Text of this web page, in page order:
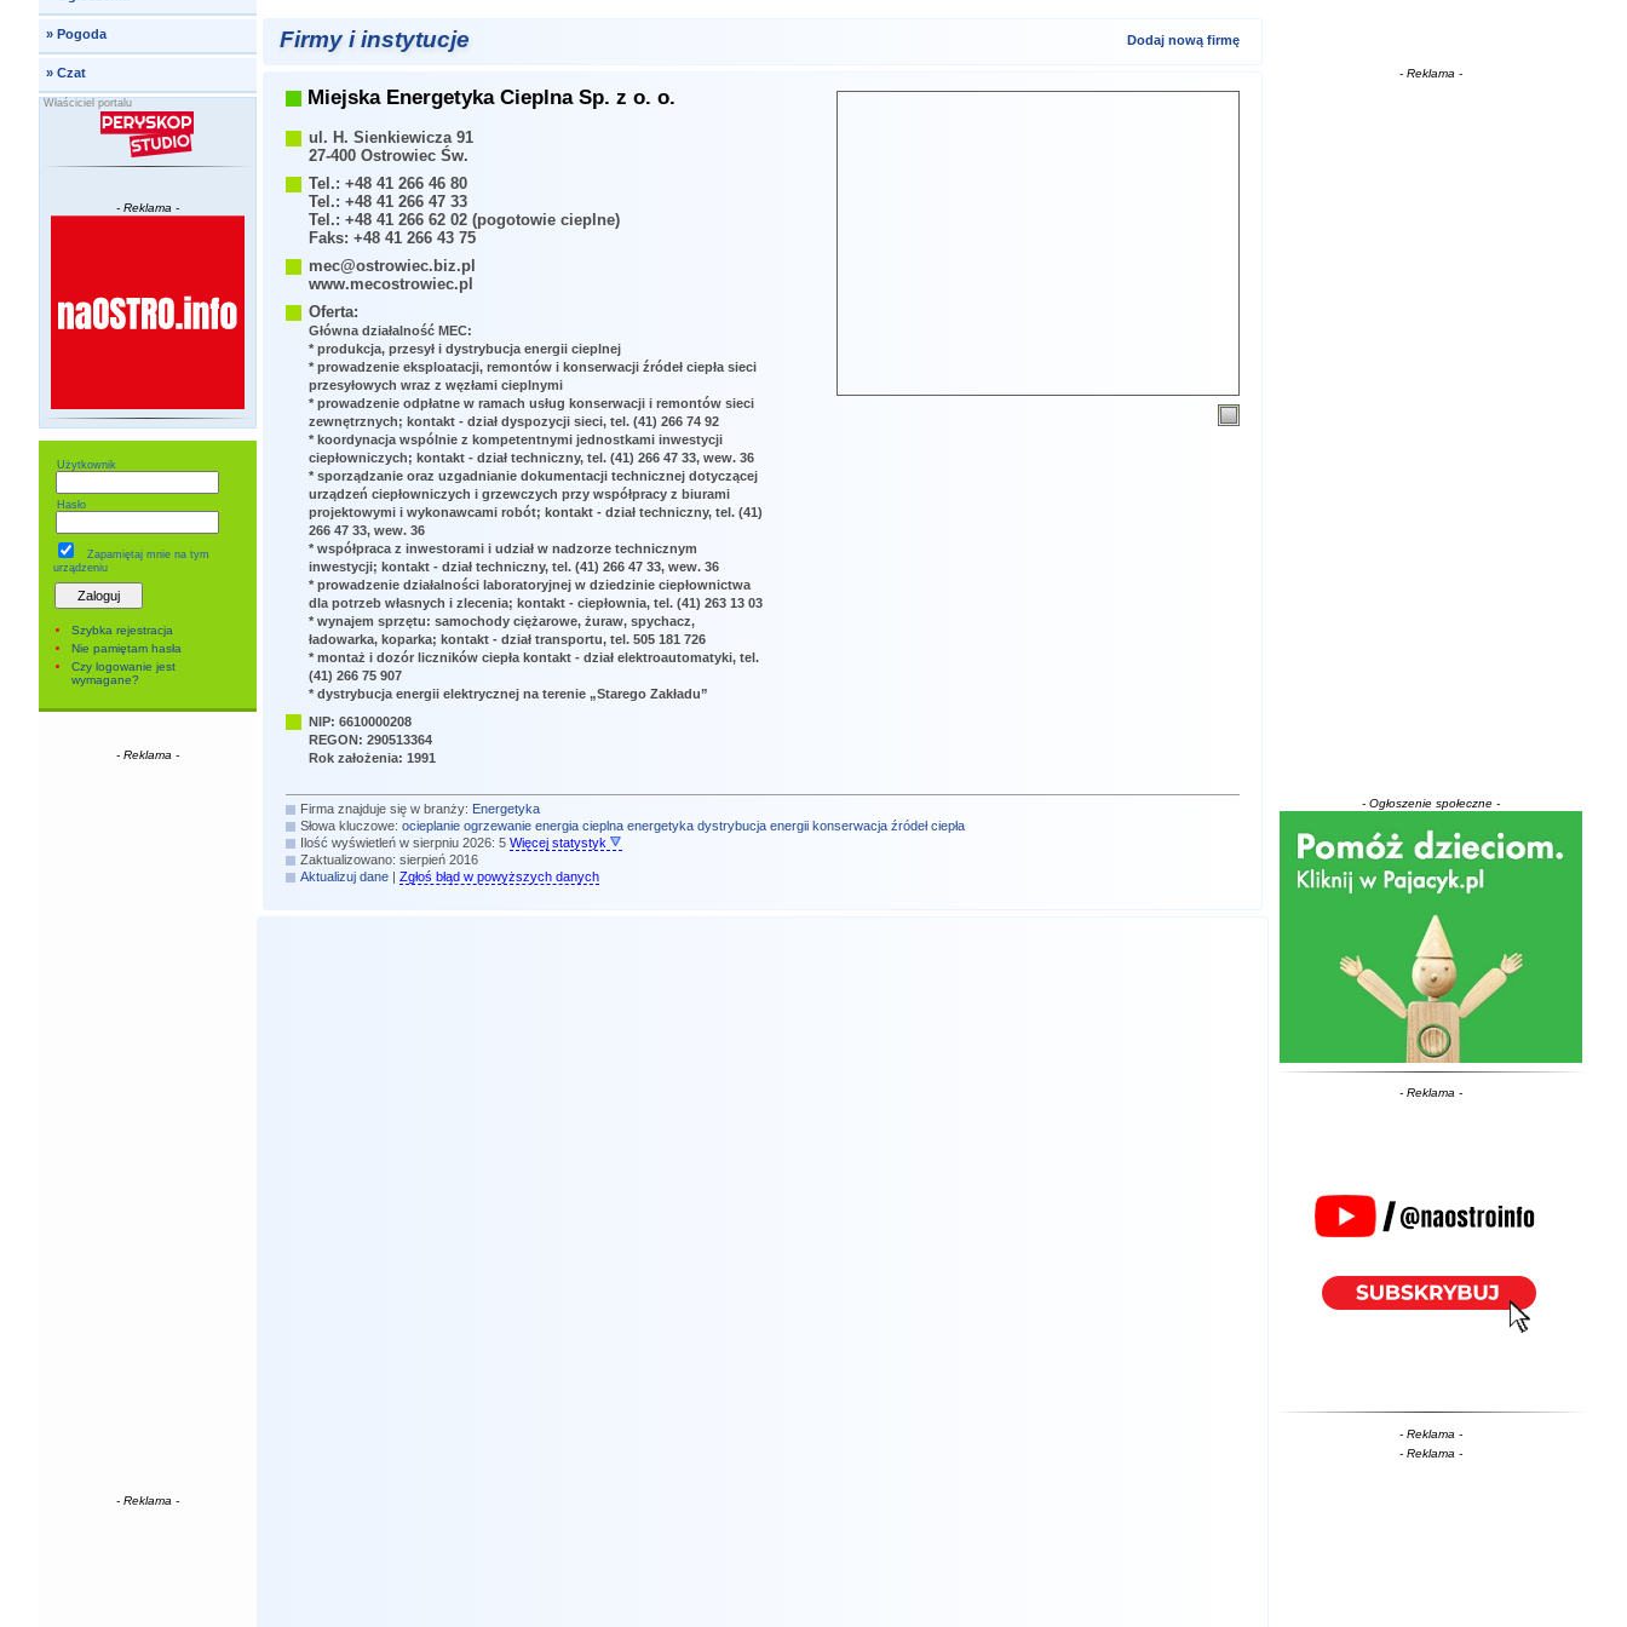
» Pogoda
» Czat
Właściciel portalu
- Reklama -
Użytkownik
Hasło
Zapamiętaj mniena tym
urządzeniu
Szybka rejestracja
Nie pamiętam hasła
Czy logowanie jest
wymagane?
- Reklama -
- Reklama -
Firmy i instytucje Dodaj nową firmę
Miejska Energetyka Cieplna Sp. z o. o.
ul. H. Sienkiewicza 91
27-400 Ostrowiec Św.
Tel.: +48 41 266 46 80
Tel.: +48 41 266 47 33
Tel.: +48 41 266 62 02 (pogotowie cieplne)
Faks: +48 41 266 43 75
mec@ostrowiec.biz.pl
www.mecostrowiec.pl
Oferta:
Główna działalność MEC:
* produkcja, przesył i dystrybucja energii cieplnej
* prowadzenie eksploatacji, remontów i konserwacji źródeł ciepła sieci
przesyłowych wraz z węzłami cieplnymi
* prowadzenie odpłatne w ramach usług konserwacji i remontów sieci
zewnętrznych; kontakt - dział dyspozycji sieci, tel. (41) 266 74 92
* koordynacja wspólnie z kompetentnymi jednostkami inwestycji
ciepłowniczych; kontakt - dział techniczny, tel. (41) 266 47 33, wew. 36
* sporządzanie oraz uzgadnianie dokumentacji technicznej dotyczącej
urządzeń ciepłowniczych i grzewczych przy współpracy z biurami
projektowymi i wykonawcami robót; kontakt - dział techniczny, tel. (41)
266 47 33, wew. 36
* współpraca z inwestorami i udział w nadzorze technicznym
inwestycji; kontakt - dział techniczny, tel. (41) 266 47 33, wew. 36
* prowadzenie działalności laboratoryjnej w dziedzinie ciepłownictwa
dla potrzeb własnych i zlecenia; kontakt - ciepłownia, tel. (41) 263 13 03
* wynajem sprzętu: samochody ciężarowe, żuraw, spychacz,
ładowarka, koparka; kontakt - dział transportu, tel. 505 181 726
* montaż i dozór liczników ciepła kontakt - dział elektroautomatyki, tel.
(41) 266 75 907
* dystrybucja energii elektrycznej na terenie „Starego Zakładu”
NIP: 6610000208
REGON: 290513364
Rok założenia: 1991
Firma znajduje się w branży: Energetyka
Słowa kluczowe: ocieplanie ogrzewanie energia cieplna energetyka dystrybucja energii konserwacja źródeł ciepła
Ilość wyświetleń w sierpniu 2026: 5 Więcej statystyk
Zaktualizowano: sierpień 2016
Aktualizuj dane| Zgłoś błąd w powyższych danych
- Reklama -
- Ogłoszenie społeczne -
- Reklama -
- Reklama -
- Reklama -